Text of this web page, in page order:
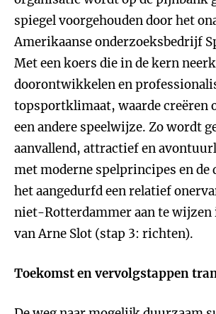
spiegel voorgehouden door het
Amerikaanse onderzoeksbedrijf
Met een koers die in de kern
doorontwikkelen en
topsportklimaat, waarde creëren
een andere speelwijze. Zo wordt
aanvallend, attractief en
met moderne spelprincipes en de
het aangedurfd een relatief
niet-Rotterdammer aan te wijzen
van Arne Slot (stap 3: richten).
Toekomst en vervolgstappen